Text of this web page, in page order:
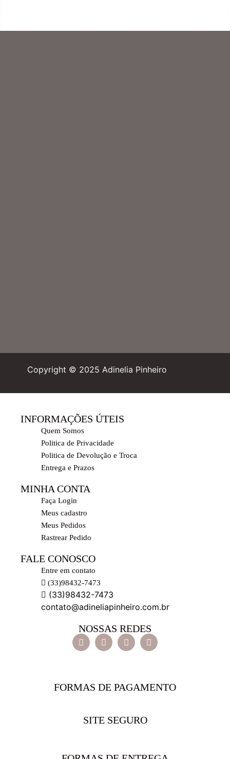
Copyright © 2025 Adinelia Pinheiro
INFORMAÇÕES ÚTEIS
Quem Somos
Politica de Privacidade
Politica de Devolução e Troca
Entrega e Prazos
MINHA CONTA
Faça Login
Meus cadastro
Meus Pedidos
Rastrear Pedido
FALE CONOSCO
Entre em contato
(33)98432-7473
(33)98432-7473
contato@adineliapinheiro.com.br
NOSSAS REDES
FORMAS DE PAGAMENTO
SITE SEGURO